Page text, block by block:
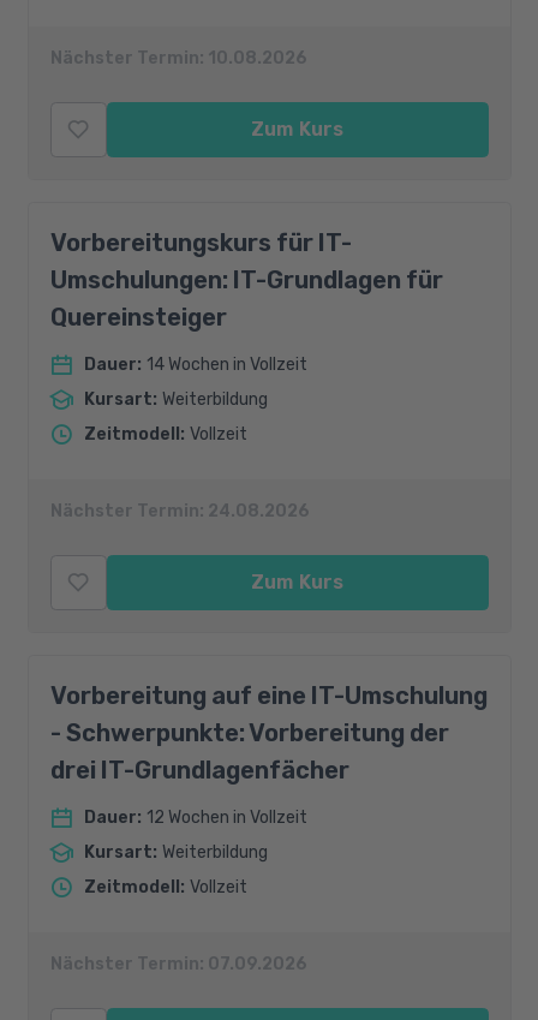
Nächster Termin: 10.08.2026
Zum Kurs
Vorbereitungskurs für IT-
Umschulungen: IT-Grundlagen für
Quereinsteiger
Dauer: 14 Wochen in Vollzeit
Kursart: Weiterbildung
Zeitmodell : Vollzeit
Nächster Termin: 24.08.2026
Zum Kurs
Vorbereitung auf eine IT-Umschulung
- Schwerpunkte: Vorbereitung der
drei IT-Grundlagenfächer
Dauer: 12 Wochen in Vollzeit
Kursart: Weiterbildung
Zeitmodell : Vollzeit
Nächster Termin: 07.09.2026